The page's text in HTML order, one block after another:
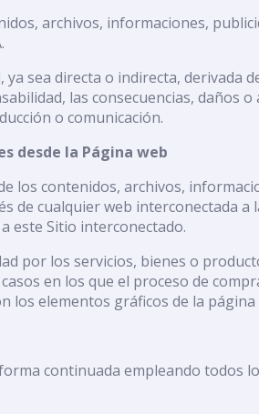
archivos, informaciones,
sea directa o indirecta,
las consecuencias, daños
o comunicación.
desde la Página web
los contenidos, archivos,
cualquier web interconectada a
este Sitio interconectado.
por los servicios, bienes o
en los que el proceso de
los elementos gráficos de la
continuada empleando todos